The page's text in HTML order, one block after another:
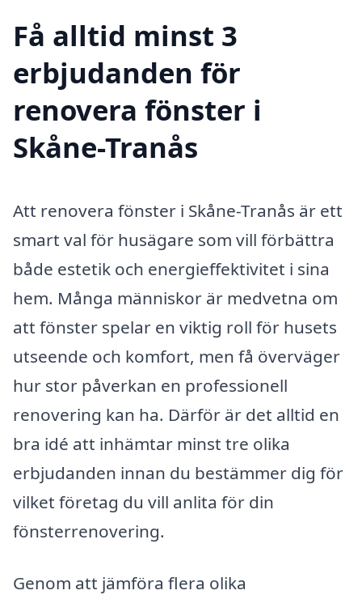
Få alltid minst 3
erbjudanden för
renovera fönster i
Skåne-Tranås
Att renovera fönster i Skåne-Tranås är ett
smart val för husägare som vill förbättra
både estetik och energieffektivitet i sina
hem. Många människor är medvetna om
att fönster spelar en viktig roll för husets
utseende och komfort, men få överväger
hur stor påverkan en professionell
renovering kan ha. Därför är det alltid en
bra idé att inhämtar minst tre olika
erbjudanden innan du bestämmer dig för
vilket företag du vill anlita för din
fönsterrenovering.
Genom att jämföra flera olika